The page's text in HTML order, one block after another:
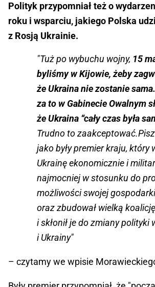
Polityk przypomniał też o
roku i wsparciu, jakiego Polska
z Rosją Ukrainie.
"Tuż po wybuchu wojny, 15
byliśmy w Kijowie, żeby
że Ukraina nie zostanie sama.
za to w Gabinecie Owalnym
że Ukraina “cały czas była
Trudno to
jako były premier kraju, który
Ukrainę ekonomicznie i
najmocniej w stosunku do
możliwości swojej
oraz zbudował wielką
i skłonił je do zmiany polityki
i Ukrainy"
– czytamy we wpisie